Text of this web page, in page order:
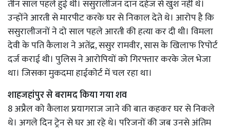
तीन साल पहले हुई थी। ससुरालीजन दान दहेज से खुश नहीं थे।
उन्होंने आरती से मारपीट करके घर से निकाल देते थे। आरोप है कि
ससुरालीजनों ने दो साल पहले आरती की हत्या कर दी थी। विमला
देवी के पति कैलाश ने अतेंद्र, ससुर रामवीर, सास के खिलाफ रिपोर्ट
दर्ज कराई थी। पुलिस ने आरोपियों को गिरफ्तार करके जेल भेजा
था। जिसका मुकदमा हाईकोर्ट में चल रहा था।
शाहजहांपुर से बरामद किया गया शव
8 अप्रैल को कैलाश प्रयागराज जाने की बात कहकर घर से निकले
थे। अगले दिन ट्रेन से घर आ रहे थे। परिजनों की जब उनसे अंतिम